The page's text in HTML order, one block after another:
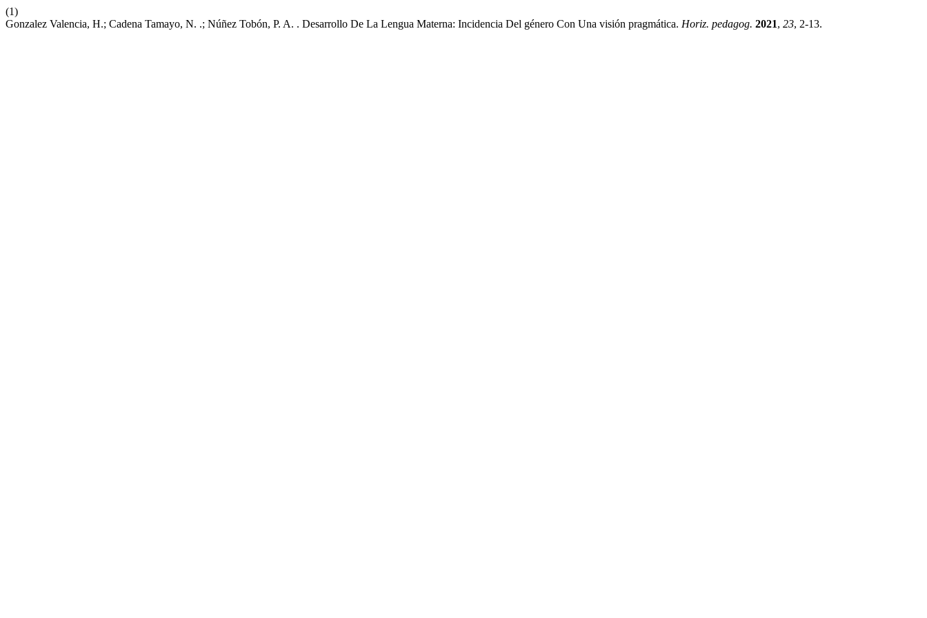
(1)
Gonzalez Valencia, H.; Cadena Tamayo, N. .; Núñez Tobón, P. A. . Desarrollo De La Lengua Materna: Incidencia Del género Con Una visión pragmática. Horiz. pedagog. 2021, 23, 2-13.